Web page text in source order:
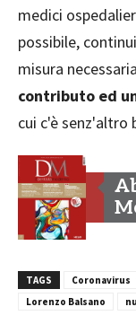
medici
possibile,
misura
contributo ed
cui c'è senz'altro
TAGS Coronavirus
Lorenzo Balsano